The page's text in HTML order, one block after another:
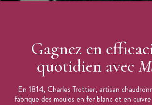
Gagnez en
quotidien avec
En 1814, Charles Trottier, artisan
fabrique des moules en fer blanc et en